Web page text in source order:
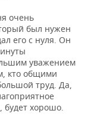
очень
был нужен
его с нуля. Он
уважением
кто общими
труд. Да,
будет хорошо.